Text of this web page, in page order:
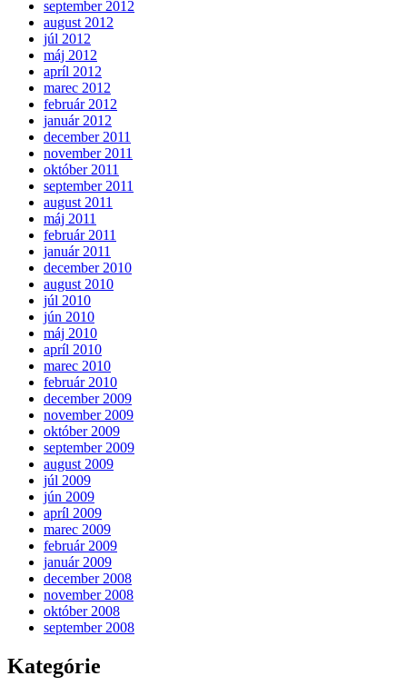
september 2012
august 2012
júl 2012
máj 2012
apríl 2012
marec 2012
február 2012
január 2012
december 2011
november 2011
október 2011
september 2011
august 2011
máj 2011
február 2011
január 2011
december 2010
august 2010
júl 2010
jún 2010
máj 2010
apríl 2010
marec 2010
február 2010
december 2009
november 2009
október 2009
september 2009
august 2009
júl 2009
jún 2009
apríl 2009
marec 2009
február 2009
január 2009
december 2008
november 2008
október 2008
september 2008
Kategórie